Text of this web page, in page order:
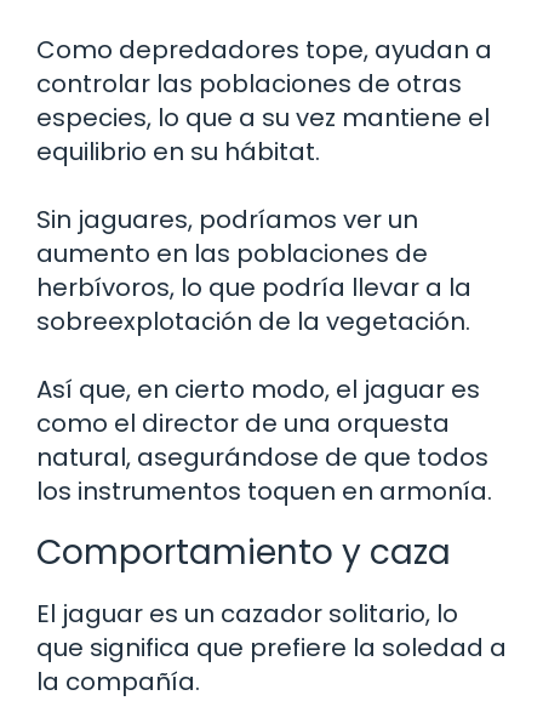
Como depredadores tope, ayudan a
controlar las poblaciones de otras
especies, lo que a su vez mantiene el
equilibrio en su hábitat.
Sin jaguares, podríamos ver un
aumento en las poblaciones de
herbívoros, lo que podría llevar a la
sobreexplotación de la vegetación.
Así que, en cierto modo, el jaguar es
como el director de una orquesta
natural, asegurándose de que todos
los instrumentos toquen en armonía.
Comportamiento y caza
El jaguar es un cazador solitario, lo
que significa que prefiere la soledad a
la compañía.